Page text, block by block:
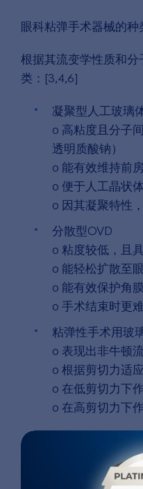
眼科粘弹手术器械的种
根据其流变学性质和
类：[3,4,6]
凝聚型人工玻璃
o 高粘度且分子
透明质酸钠）
o 能有效维持前
o 便于人工晶状
o 因其凝聚特性
分散型OVD
o 粘度较低，且
o 能轻松扩散至
o 能有效保护角
o 手术结束时更
粘弹性手术用玻
o 表现出非牛顿
o 根据剪切力适
o 在低剪切力下
o 在高剪切力下
白内障手术中的透明质